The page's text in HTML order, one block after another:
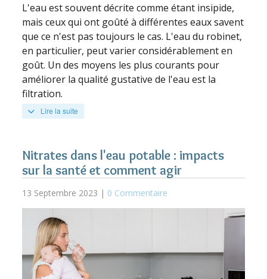
L'eau est souvent décrite comme étant insipide,
mais ceux qui ont goûté à différentes eaux savent
que ce n'est pas toujours le cas. L'eau du robinet,
en particulier, peut varier considérablement en
goût. Un des moyens les plus courants pour
améliorer la qualité gustative de l'eau est la
filtration.
Lire la suite
Nitrates dans l'eau potable : impacts
sur la santé et comment agir
13 Septembre 2023 | 0 Commentaire